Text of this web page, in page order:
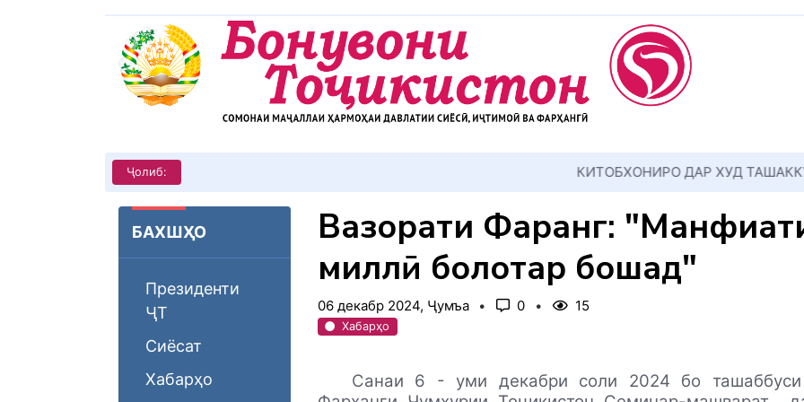
Ҷолиб:
БАХШҲО
Президенти
ҶТ
Сиёсат
Хабарҳо
Вазорати Фарҳанг:
миллӣ болотар бошад"
06 декабр 2024, Ҷумъа 0 15
Хабарҳо
Санаи 6 - уми декабри соли 2024 бо ташаббуси